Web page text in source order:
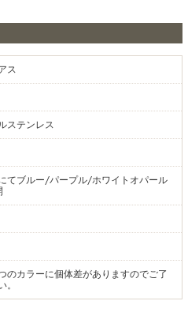
ス
ステンレス
てブルー/パープル/ホワイトオパール
のカラーに個体差がありますのでご了